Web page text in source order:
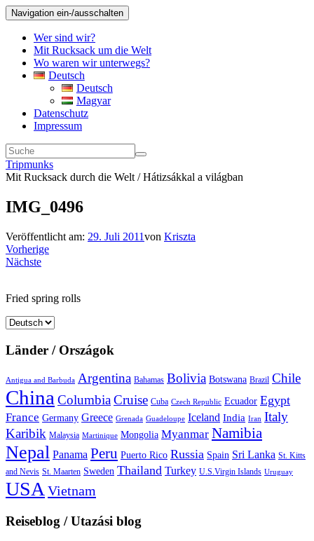
Navigation ein-/ausschalten
Wer sind wir?
Mit Rucksack um die Welt
Wo waren wir unterwegs?
Deutsch
Deutsch
Magyar
Datenschutz
Impressum
Tripmunks
Mit Rucksack durch die Welt / Hátizsákkal a világban
IMG_0496
Veröffentlicht am: 29. Juli 2011von Kriszta
Vorherige
Nächste
Fried spring rolls
Sprache
Länder / Országok
Antigua and Barbuda Argentina Bahamas Bolivia Botswana Brazil Chile
China ColumbiaCruise Cuba Czech Republic Ecuador Egypt
France Germany Greece Grenada Guadeloupe Iceland India Iran Italy
Karibik Malaysia Martinique Mongolia Myanmar Namibia
Nepal Panama Peru Puerto Rico Russia Spain Sri Lanka St. Kitts
and Nevis St. Maarten Sweden Thailand Turkey U.S.Virgin Islands Uruguay
USAVietnam
Reiseblog / Utazási blog